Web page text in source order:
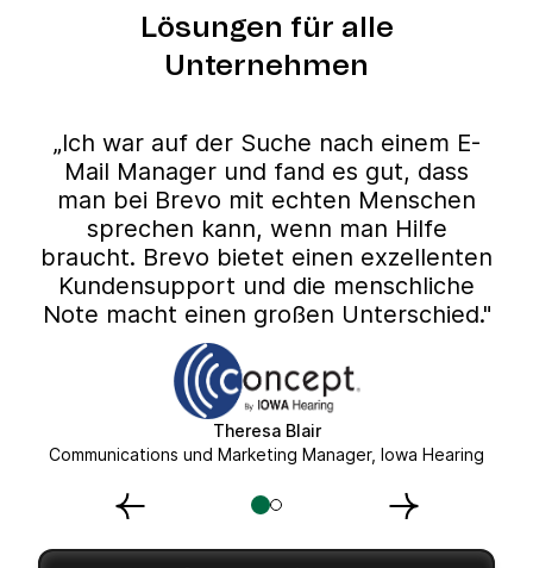
Lösungen für alle
Unternehmen
„Ich war auf der Suche nach einem E-
Mail Manager und fand es gut, dass
man bei Brevo mit echten Menschen
sprechen kann, wenn man Hilfe
braucht. Brevo bietet einen exzellenten
Kundensupport und die menschliche
Note macht einen großen Unterschied."
Theresa Blair
Communications und Marketing Manager, Iowa Hearing